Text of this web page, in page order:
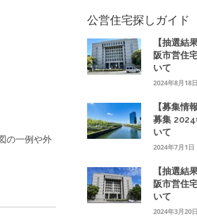
の一例や外
公営住宅探しガイド
【抽選結
阪市営住
いて
2024年8月18日
【募集情
募集
いて
2024年7月1日
【抽選結
阪市営住
いて
2024年3月20日